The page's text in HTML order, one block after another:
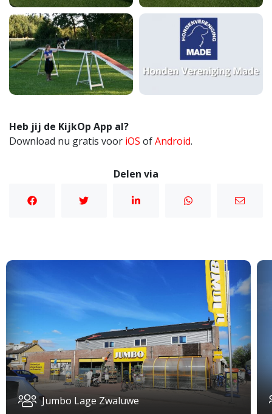
Heb jij de KijkOp App al?
Download nu gratis voor iOS ofAndroid.
Delen via
Jumbo Lage Zwaluwe